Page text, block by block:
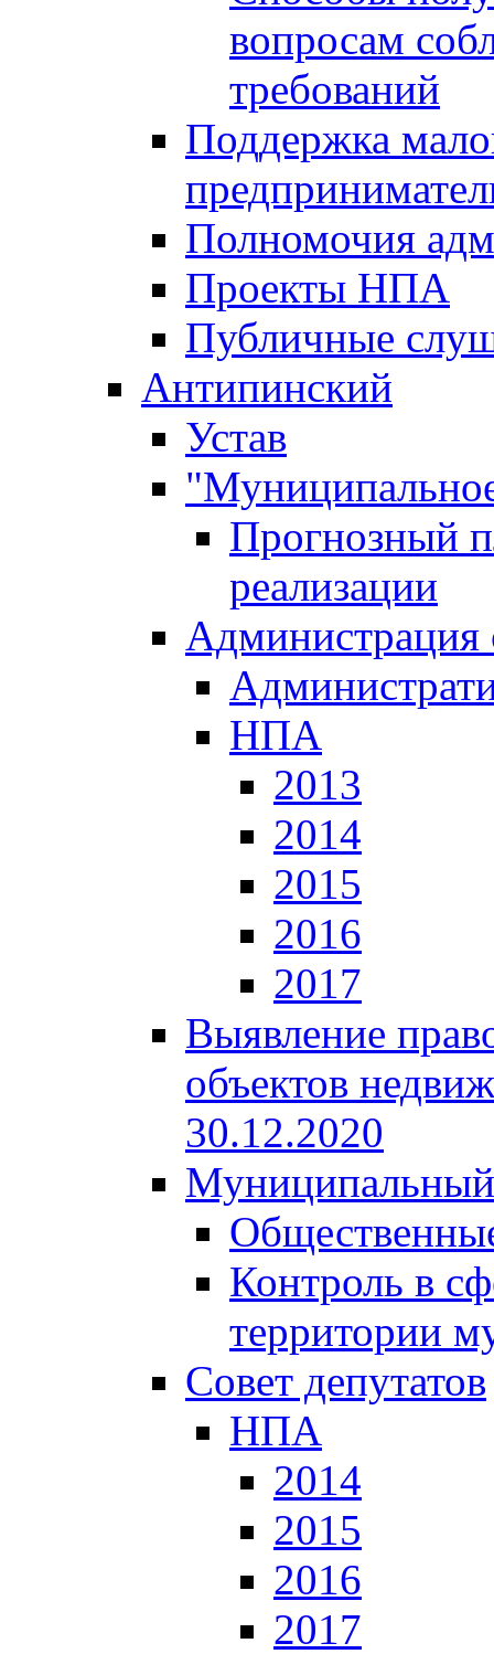
вопросам
требований
Поддержка
Полномочия
Проекты НПА
Публичные
Антипинский
Устав
Прогнозный
реализации
Администрация
НПА
2013
2014
2015
2016
2017
Выявление
объектов
30.12.2020
Муниципальный
Контроль в
территории
Совет депутатов
НПА
2014
2015
2016
2017